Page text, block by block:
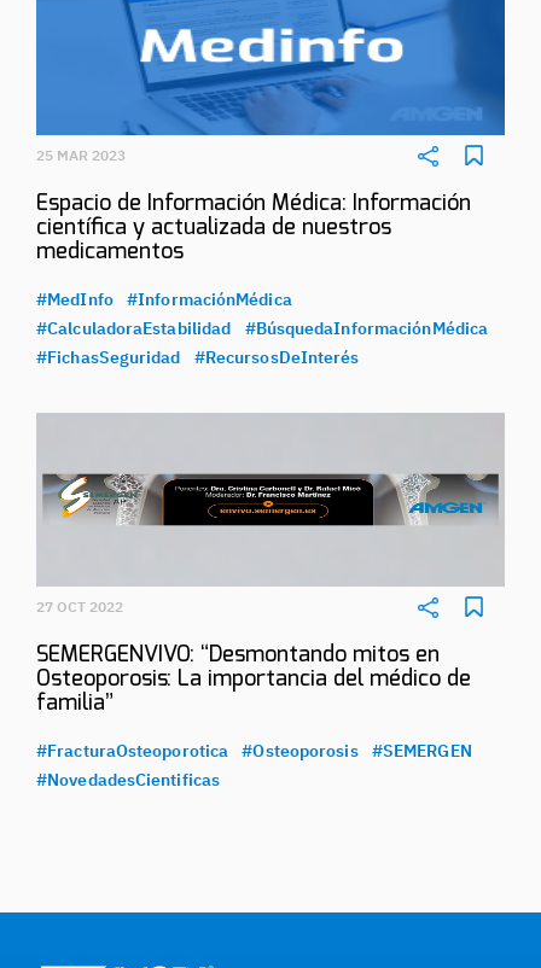
25 MAR 2023
Espacio de Información Médica: Información
científica y actualizada de nuestros
medicamentos
#MedInfo
#InformaciónMédica
#CalculadoraEstabilidad
#BúsquedaInformaciónMédica
#FichasSeguridad
#RecursosDeInterés
27 OCT 2022
SEMERGENVIVO: “Desmontando mitos en
Osteoporosis: La importancia del médico de
familia”
#FracturaOsteoporotica #Osteoporosis
#SEMERGEN
#NovedadesCientificas